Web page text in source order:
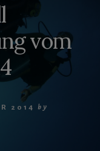
vom
2014 by